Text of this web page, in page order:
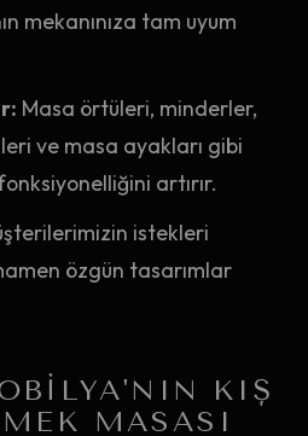
mekanınıza tam uyum
Masa örtüleri, minderler,
ve masa ayakları gibi
artırır.
istekleri
özgün tasarımlar
KIŞ
MASASI